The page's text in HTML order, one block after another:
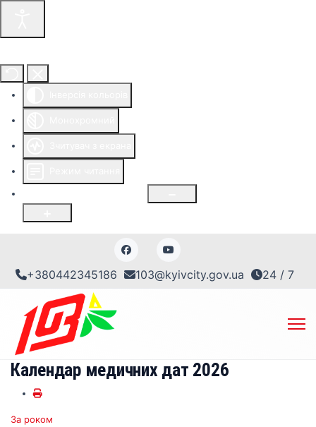
+380442345186 103@kyivcity.gov.ua 24 / 7
Календар медичних дат 2026
За роком